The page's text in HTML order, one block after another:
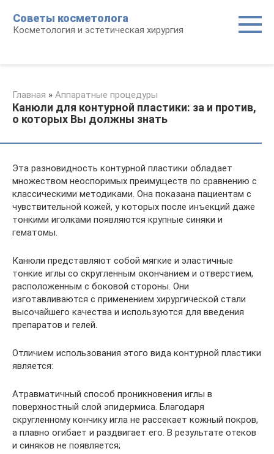
контенту
Советы косметолога
Косметология и эстетическая хирургия
Главная » Аппаратные процедуры
Канюли для контурной пластики: за и против,
о которых Вы должны знать
Эта разновидность контурной пластики обладает
множеством неоспоримых преимуществ по сравнению с
классическими методиками. Она показана пациентам с
чувствительной кожей, у которых после инъекций даже
тонкими иголками появляются крупные синяки и
гематомы.
Канюли представляют собой мягкие и эластичные
тонкие иглы со скругленным окончанием и отверстием,
расположенным с боковой стороны. Они
изготавливаются с применением хирургической стали
высочайшего качества и используются для введения
препаратов и гелей.
Отличием использования этого вида контурной пластики
является:
Атравматичный способ проникновения иглы в
поверхностный слой эпидермиса. Благодаря
скругленному кончику игла не рассекает кожный покров,
а плавно огибает и раздвигает его. В результате отеков
и синяков не появляется;